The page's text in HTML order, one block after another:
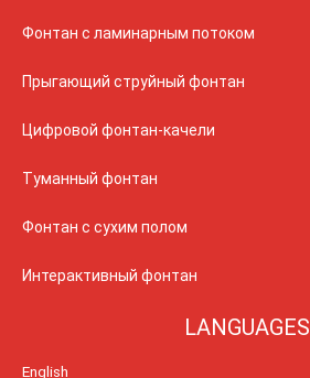
Фонтан с ламинарным потоком
Прыгающий струйный фонтан
Цифровой фонтан-качели
Туманный фонтан
Фонтан с сухим полом
Интерактивный фонтан
LANGUAGES
English